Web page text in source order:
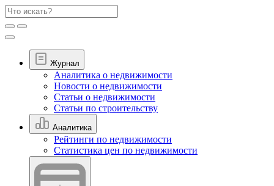
Журнал
Аналитика о недвижимости
Новости о недвижимости
Статьи о недвижимости
Статьи по строительству
Аналитика
Рейтинги по недвижимости
Статистика цен по недвижимости